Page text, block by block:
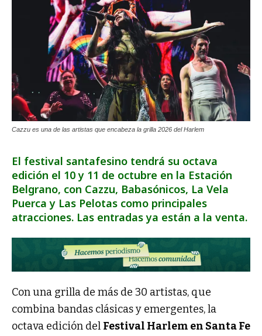
Cazzu es una de las artistas que encabeza la grilla 2026 del Harlem
El festival santafesino tendrá su octava
edición el 10 y 11 de octubre en la Estación
Belgrano, con Cazzu, Babasónicos, La Vela
Puerca y Las Pelotas como principales
atracciones. Las entradas ya están a la venta.
Con una grilla de más de 30 artistas, que
combina bandas clásicas y emergentes, la
octava edición del Festival Harlem en Santa Fe